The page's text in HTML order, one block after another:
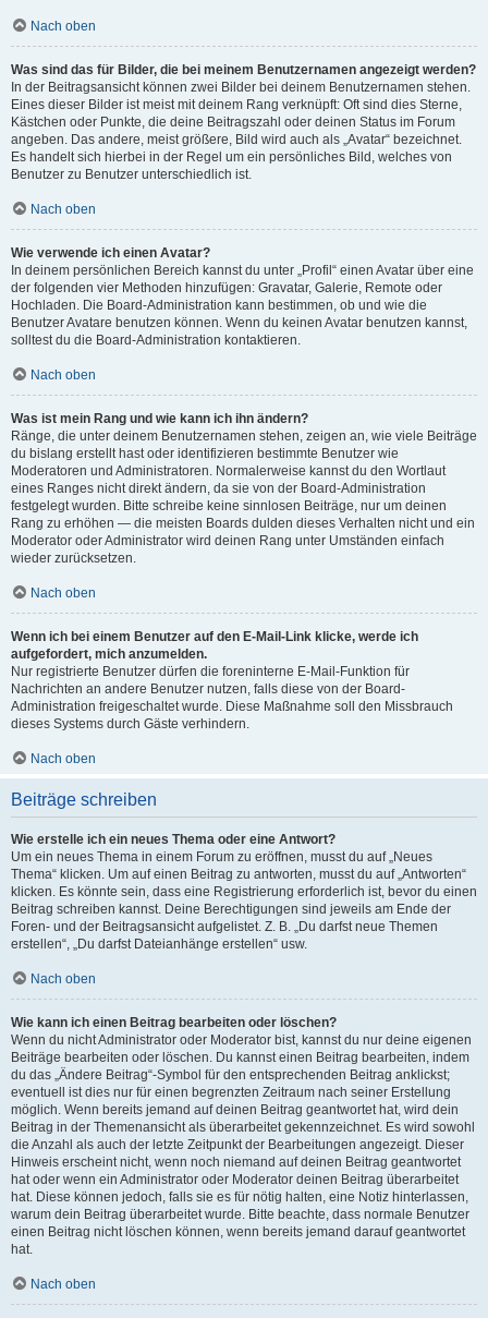
Nach oben
Was sind das für Bilder, die bei meinem Benutzernamen angezeigt werden?
In der Beitragsansicht können zwei Bilder bei deinem Benutzernamen stehen.
Eines dieser Bilder ist meist mit deinem Rang verknüpft: Oft sind dies Sterne,
Kästchen oder Punkte, die deine Beitragszahl oder deinen Status im Forum
angeben. Das andere, meist größere, Bild wird auch als „Avatar“ bezeichnet.
Es handelt sich hierbei in der Regel um ein persönliches Bild, welches von
Benutzer zu Benutzer unterschiedlich ist.
Nach oben
Wie verwende ich einen Avatar?
In deinem persönlichen Bereich kannst du unter „Profil“ einen Avatar über eine
der folgenden vier Methoden hinzufügen: Gravatar, Galerie, Remote oder
Hochladen. Die Board-Administration kann bestimmen, ob und wie die
Benutzer Avatare benutzen können. Wenn du keinen Avatar benutzen kannst,
solltest du die Board-Administration kontaktieren.
Nach oben
Was ist mein Rang und wie kann ich ihn ändern?
Ränge, die unter deinem Benutzernamen stehen, zeigen an, wie viele Beiträge
du bislang erstellt hast oder identifizieren bestimmte Benutzer wie
Moderatoren und Administratoren. Normalerweise kannst du den Wortlaut
eines Ranges nicht direkt ändern, da sie von der Board-Administration
festgelegt wurden. Bitte schreibe keine sinnlosen Beiträge, nur um deinen
Rang zu erhöhen — die meisten Boards dulden dieses Verhalten nicht und ein
Moderator oder Administrator wird deinen Rang unter Umständen einfach
wieder zurücksetzen.
Nach oben
Wenn ich bei einem Benutzer auf den E-Mail-Link klicke, werde ich
aufgefordert, mich anzumelden.
Nur registrierte Benutzer dürfen die foreninterne E-Mail-Funktion für
Nachrichten an andere Benutzer nutzen, falls diese von der Board-
Administration freigeschaltet wurde. Diese Maßnahme soll den Missbrauch
dieses Systems durch Gäste verhindern.
Nach oben
Beiträge schreiben
Wie erstelle ich ein neues Thema oder eine Antwort?
Um ein neues Thema in einem Forum zu eröffnen, musst du auf „Neues
Thema“ klicken. Um auf einen Beitrag zu antworten, musst du auf „Antworten“
klicken. Es könnte sein, dass eine Registrierung erforderlich ist, bevor du einen
Beitrag schreiben kannst. Deine Berechtigungen sind jeweils am Ende der
Foren- und der Beitragsansicht aufgelistet. Z. B. „Du darfst neue Themen
erstellen“, „Du darfst Dateianhänge erstellen“ usw.
Nach oben
Wie kann ich einen Beitrag bearbeiten oder löschen?
Wenn du nicht Administrator oder Moderator bist, kannst du nur deine eigenen
Beiträge bearbeiten oder löschen. Du kannst einen Beitrag bearbeiten, indem
du das „Ändere Beitrag“-Symbol für den entsprechenden Beitrag anklickst;
eventuell ist dies nur für einen begrenzten Zeitraum nach seiner Erstellung
möglich. Wenn bereits jemand auf deinen Beitrag geantwortet hat, wird dein
Beitrag in der Themenansicht als überarbeitet gekennzeichnet. Es wird sowohl
die Anzahl als auch der letzte Zeitpunkt der Bearbeitungen angezeigt. Dieser
Hinweis erscheint nicht, wenn noch niemand auf deinen Beitrag geantwortet
hat oder wenn ein Administrator oder Moderator deinen Beitrag überarbeitet
hat. Diese können jedoch, falls sie es für nötig halten, eine Notiz hinterlassen,
warum dein Beitrag überarbeitet wurde. Bitte beachte, dass normale Benutzer
einen Beitrag nicht löschen können, wenn bereits jemand darauf geantwortet
hat.
Nach oben